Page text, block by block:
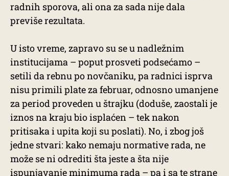
radnih sporova, ali ona za sada nije dala
previše rezultata.
U isto vreme, zapravo su se u nadležnim
institucijama – poput prosveti podsećamo –
setili da rebnu po novčaniku, pa radnici isprva
nisu primili plate za februar, odnosno umanjene
za period proveden u štrajku (doduše, zaostali je
iznos na kraju bio isplaćen – tek nakon
pritisaka i upita koji su poslati). No, i zbog još
jedne stvari: kako nemaju normative rada, ne
može se ni odrediti šta jeste a šta nije
ispunjavanje minimuma rada – pa i sa te strane